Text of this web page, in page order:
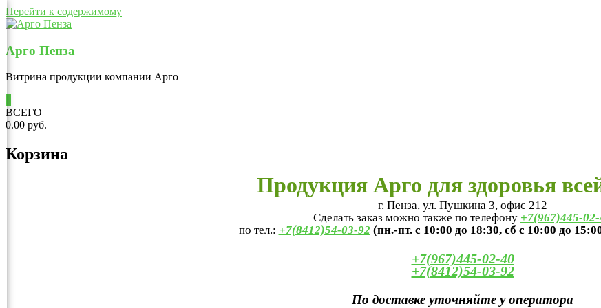
Перейти к содержимому
Арго Пенза
Витрина продукции компании Арго
ВСЕГО
0.00 руб.
Корзина
Продукция Арго для здоровья
г. Пенза, ул. Пушкина 3, офис 212
Сделать заказ можно также по телефону +7(967)445-
по тел.: +7(8412)54-03-92 (пн.-пт. с 10:00 до 18:30, сб с 10:00 до
+7(967)445-02-40
+7(8412)54-03-92
По доставке уточняйте у оператора